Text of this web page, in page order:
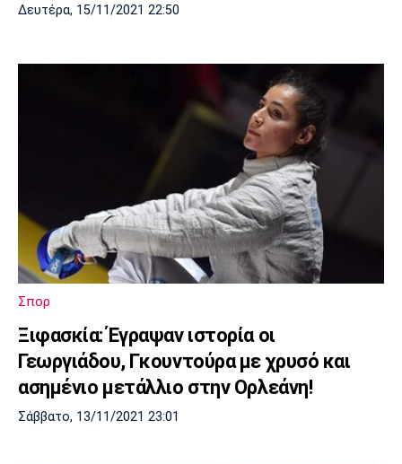
Δευτέρα, 15/11/2021 22:50
Σπορ
Ξιφασκία: Έγραψαν ιστορία οι
Γεωργιάδου, Γκουντούρα με χρυσό και
ασημένιο μετάλλιο στην Ορλεάνη!
Σάββατο, 13/11/2021 23:01